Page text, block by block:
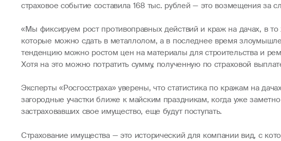
страховое событие составила 168 тыс. рублей — это возмещения
«Мы фиксируем рост противоправных действий и краж на дачах, в
которые можно сдать в металлолом, а в последнее время
тенденцию можно ростом цен на материалы для строительства и
Хотя на это можно потратить сумму, полученную по страховой
Эксперты «Росгосстраха» уверены, что статистика по кражам на
загородные участки ближе к майским праздникам, когда уже
застраховавших свое имущество, еще будут поступать.
Страхование имущества — это исторический для компании вид, с